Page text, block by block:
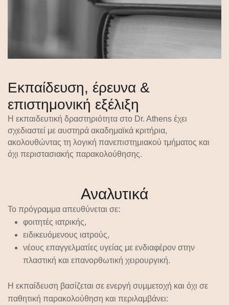
Εκπαίδευση, έρευνα &
επιστημονική εξέλιξη
Η εκπαιδευτική δραστηριότητα στο Dr. Athens έχει
σχεδιαστεί με αυστηρά ακαδημαϊκά κριτήρια,
ακολουθώντας τη λογική πανεπιστημιακού τμήματος και
όχι περιστασιακής παρακολούθησης.
Αναλυτικά
Το πρόγραμμα απευθύνεται σε:
φοιτητές ιατρικής,
ειδικευόμενους ιατρούς,
νέους επαγγελματίες υγείας με ενδιαφέρον στην
πλαστική και επανορθωτική χειρουργική.
Η εκπαίδευση βασίζεται σε ενεργή συμμετοχή και όχι σε
παθητική παρακολούθηση και περιλαμβάνει: